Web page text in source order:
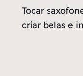
Tocar
criar belas e